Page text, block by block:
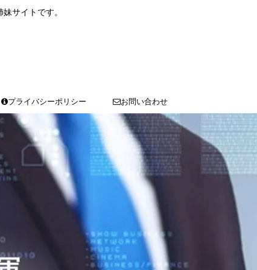
サイトです。
プライバシーポリシー お問い合わせ